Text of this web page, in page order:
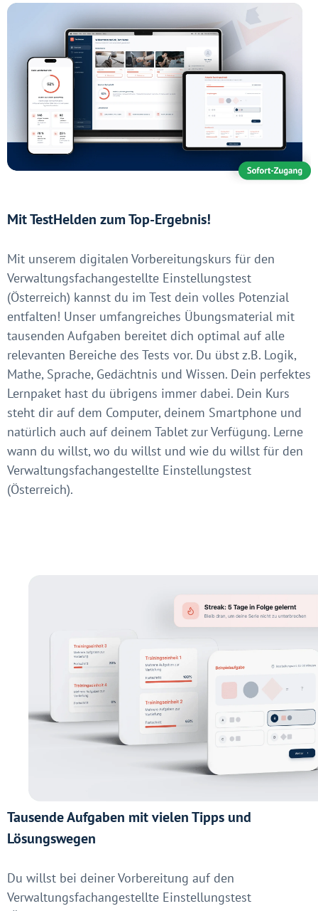
Mit TestHelden zum Top-Ergebnis!
Mit unserem digitalen Vorbereitungskurs für den
Verwaltungsfachangestellte Einstellungstest
(Österreich) kannst du im Test dein volles Potenzial
entfalten! Unser umfangreiches Übungsmaterial mit
tausenden Aufgaben bereitet dich optimal auf alle
relevanten Bereiche des Tests vor. Du übst z.B. Logik,
Mathe, Sprache, Gedächtnis und Wissen. Dein perfektes
Lernpaket hast du übrigens immer dabei. Dein Kurs
steht dir auf dem Computer, deinem Smartphone und
natürlich auch auf deinem Tablet zur Verfügung. Lerne
wann du willst, wo du willst und wie du willst für den
Verwaltungsfachangestellte Einstellungstest
(Österreich).
Tausende Aufgaben mit vielen Tipps und
Lösungswegen
Du willst bei deiner Vorbereitung auf den
Verwaltungsfachangestellte Einstellungstest